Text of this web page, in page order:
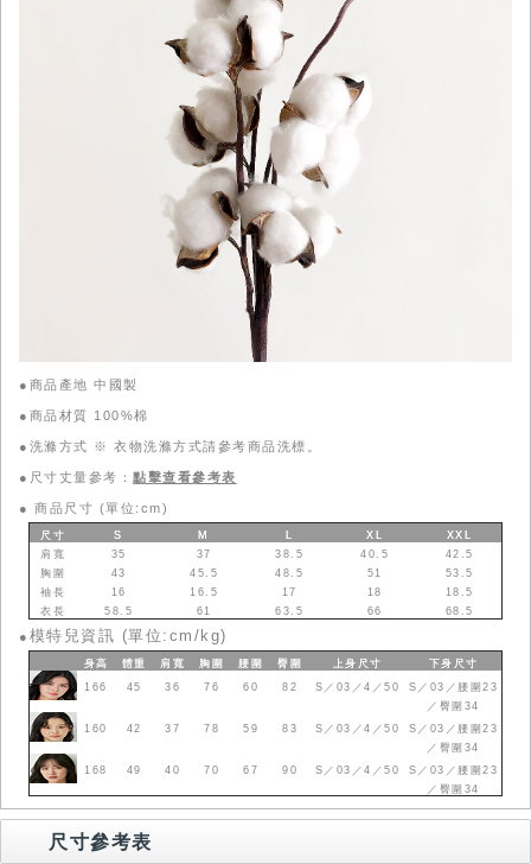
●商品產地 中國製
●商品材質 100%棉
●洗滌方式 ※ 衣物洗滌方式請參考商品洗標。
●尺寸丈量參考： 點擊查看參考表
● 商品尺寸 (單位:cm)
尺寸 S M XL
XXL
肩寬
35 37 38.5 40.5
42.5
胸圍
43 45.5 48.5 51
53.5
袖長
16 16.5 17 18
18.5
衣長
58.5 61 63.5 66 68.5
● 模特兒資訊 (單位:cm/kg)
身高 體重 肩寬 胸圍 腰圍 臀圍 上身 尺寸 下身 尺寸
166
45 36 76 60 82 S／03／4／50
S／03／腰圍23
／臀圍34
160
42 37 78 59 83 S／03／4／50
S／03／腰圍23
／臀圍34
168
49 40 70 67 90 S／03／4／50
S／03／腰圍23
／臀圍34
尺寸參考表